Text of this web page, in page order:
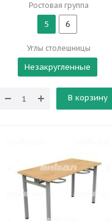
Ростовая группа
5 6
Углы столешницы
Незакругленные
В корзину